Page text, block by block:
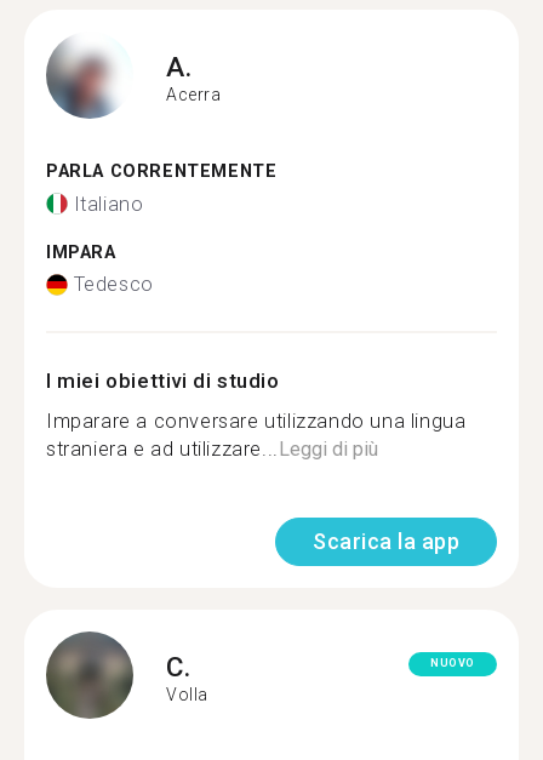
A.
Acerra
PARLA CORRENTEMENTE
Italiano
IMPARA
Tedesco
I miei obiettivi di studio
Imparare a conversare utilizzando una lingua
straniera e ad utilizzare...Leggi di più
Scarica la app
C.
Volla
NUOVO